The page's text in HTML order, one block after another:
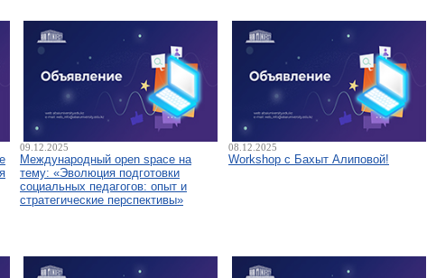
09.12.2025
Международный open space на
тему: «Эволюция подготовки
социальных педагогов: опыт и
стратегические перспективы»
08.12.2025
Workshop с Бахыт Алиповой!